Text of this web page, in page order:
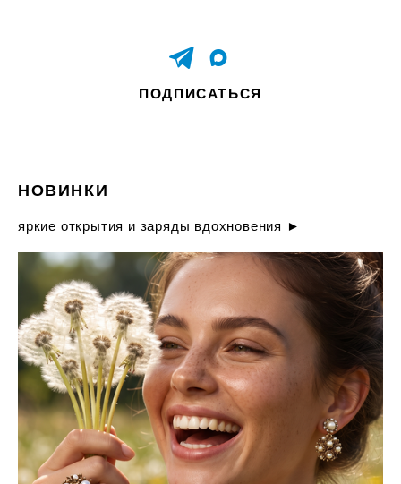
ПОДПИСАТЬСЯ
НОВИНКИ
яркие открытия и заряды вдохновения ►